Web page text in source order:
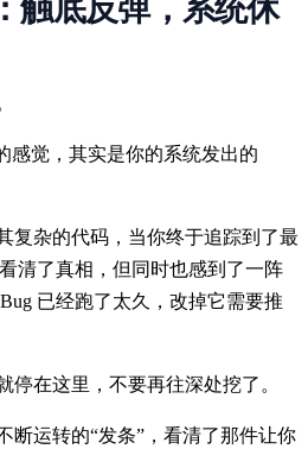
触底反弹，系统休
感觉，其实是你的系统发出的
复杂的代码，当你终于追踪到了最
清了真相，但同时也感到了一阵
已经跑了太久，改掉它需要推
停在这里，不要再往深处挖了。
断运转的“发条”，看清了那件让你